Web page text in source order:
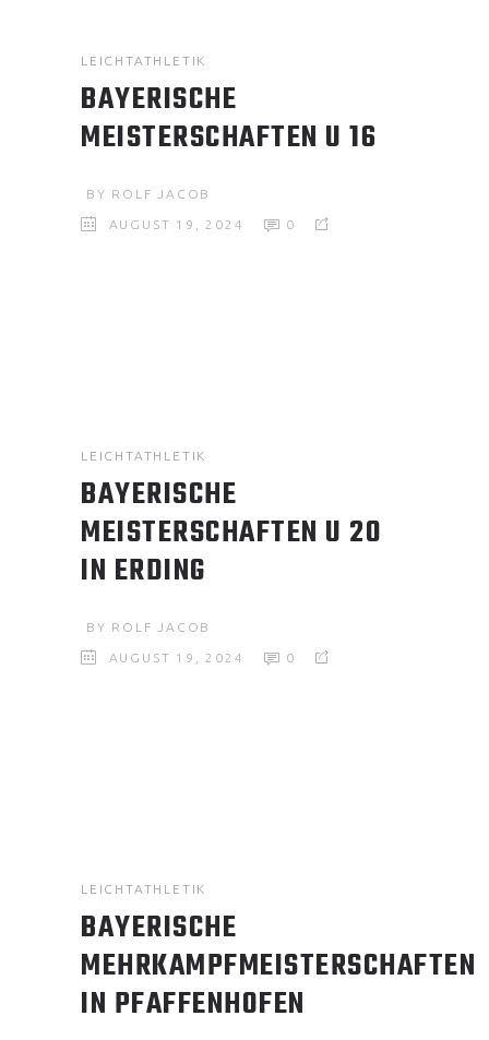
LEICHTATHLETIK
BAYERISCHE
MEISTERSCHAFTEN U 16
BY ROLF JACOB
AUGUST 19, 2024 0
LEICHTATHLETIK
BAYERISCHE
MEISTERSCHAFTEN U 20
IN ERDING
BY ROLF JACOB
AUGUST 19, 2024 0
LEICHTATHLETIK
BAYERISCHE
MEHRKAMPFMEISTERSCHAFTEN
IN PFAFFENHOFEN